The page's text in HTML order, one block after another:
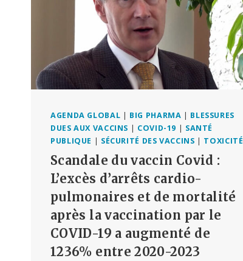
AGENDA GLOBAL | BIG PHARMA | BLESSURES
DUES AUX VACCINS | COVID-19 | SANTÉ
PUBLIQUE | SÉCURITÉ DES VACCINS | TOXICITÉ
Scandale du vaccin Covid :
L’excès d’arrêts cardio-
pulmonaires et de mortalité
après la vaccination par le
COVID-19 a augmenté de
1236% entre 2020-2023